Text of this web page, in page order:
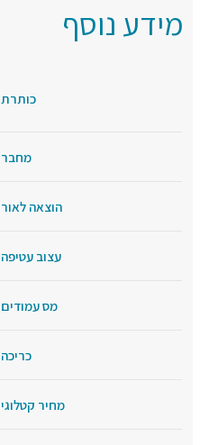
מידע נוסף
כותרת
מחבר
הוצאה לאור
עצוב עטיפה
מס עמודים
כריכה
מחיר קטלוגי